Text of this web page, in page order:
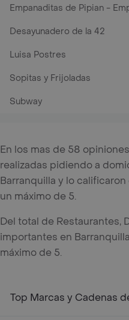
Empanaditas de Pipian -
Desayunadero de la 42
Luisa Postres
Sopitas y Frijoladas
Subway
En los mas de 58
realizadas pidiendo a
Barranquilla y lo
un máximo de 5.
Del total de Restaurantes,
importantes en
máximo de 5.
Top Marcas y Cadenas